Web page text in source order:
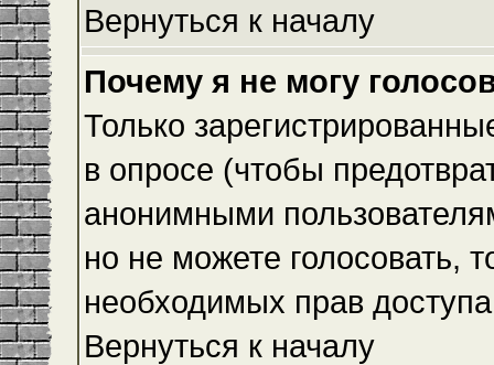
Вернуться к началу
Почему я не могу
Только
в опросе (чтобы
анонимными
но не можете голосовать,
необходимых прав
Вернуться к началу